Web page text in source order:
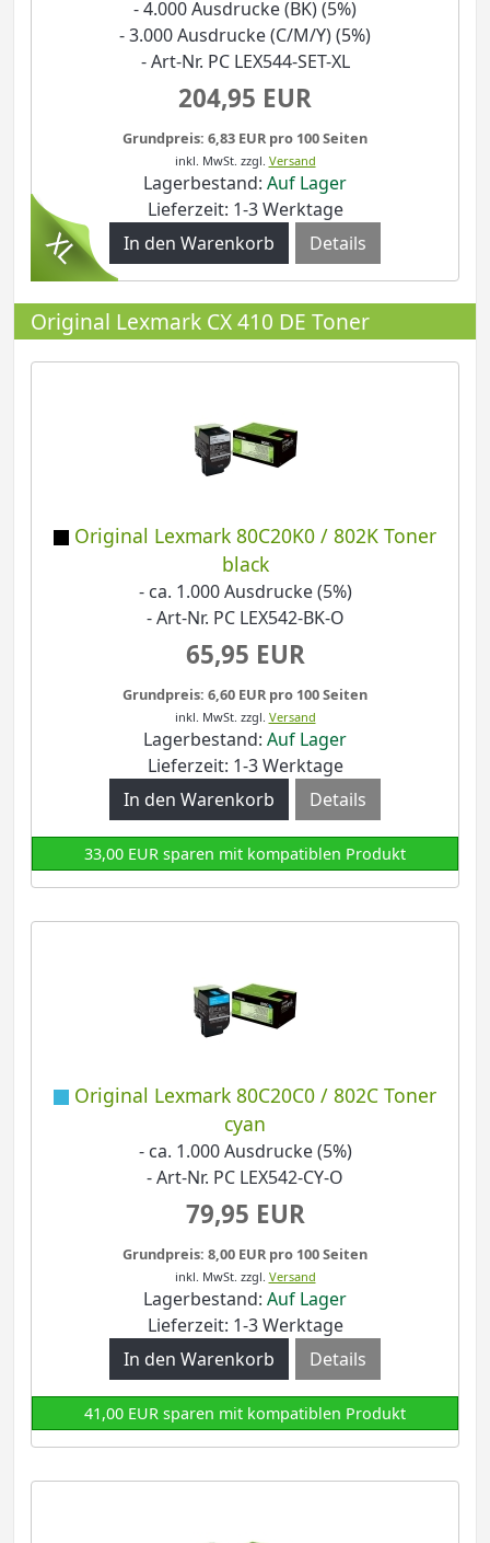
- 4.000 Ausdrucke (BK) (5%)
- 3.000 Ausdrucke (C/M/Y) (5%)
- Art-Nr. PC LEX544-SET-XL
204,95 EUR
Grundpreis: 6,83 EUR pro 100 Seiten
inkl. MwSt. zzgl. Versand
Lagerbestand: Auf Lager
Lieferzeit: 1-3 Werktage
Details
Original Lexmark CX 410 DE Toner
Original Lexmark 80C20K0 / 802K Toner
black
- ca. 1.000 Ausdrucke (5%)
- Art-Nr. PC LEX542-BK-O
65,95 EUR
Grundpreis: 6,60 EUR pro 100 Seiten
inkl. MwSt. zzgl. Versand
Lagerbestand: Auf Lager
Lieferzeit: 1-3 Werktage
Details
33,00 EUR sparen mit kompatiblen Produkt
Original Lexmark 80C20C0 / 802C Toner
cyan
- ca. 1.000 Ausdrucke (5%)
- Art-Nr. PC LEX542-CY-O
79,95 EUR
Grundpreis: 8,00 EUR pro 100 Seiten
inkl. MwSt. zzgl. Versand
Lagerbestand: Auf Lager
Lieferzeit: 1-3 Werktage
Details
41,00 EUR sparen mit kompatiblen Produkt